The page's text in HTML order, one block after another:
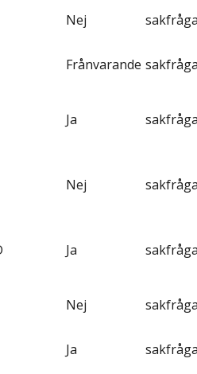
Nej
Frånvarande
Ja
Nej
Ja
Nej
Ja